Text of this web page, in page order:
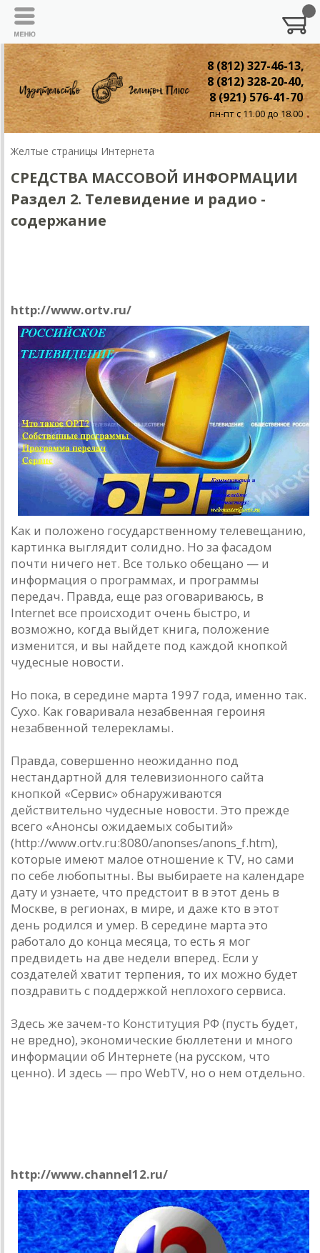
8 (812) 327-46-13,
8 (812) 328-20-40,
8 (921) 576-41-70
пн-пт с 11.00 до 18.00
Желтые страницы Интернета
СРЕДСТВА МАССОВОЙ ИНФОРМАЦИИ
Раздел 2. Телевидение и радио -
содержание
http://www.ortv.ru/
Как и положено государственному телевещанию,
картинка выглядит солидно. Но за фасадом
почти ничего нет. Все только обещано — и
информация о программах, и программы
передач. Правда, еще раз оговариваюсь, в
Internet все происходит очень быстро, и
возможно, когда выйдет книга, положение
изменится, и вы найдете под каждой кнопкой
чудесные новости.
Но пока, в середине марта 1997 года, именно так.
Сухо. Как говаривала незабвенная героиня
незабвенной телерекламы.
Правда, совершенно неожиданно под
нестандартной для телевизионного сайта
кнопкой «Сервис» обнаруживаются
действительно чудесные новости. Это прежде
всего «Анонсы ожидаемых событий»
(http://www.ortv.ru:8080/anonses/anons_f.htm),
которые имеют малое отношение к TV, но сами
по себе любопытны. Вы выбираете на календаре
дату и узнаете, что предстоит в в этот день в
Москве, в регионах, в мире, и даже кто в этот
день родился и умер. В середине марта это
работало до конца месяца, то есть я мог
предвидеть на две недели вперед. Если у
создателей хватит терпения, то их можно будет
поздравить с поддержкой неплохого сервиса.
Здесь же зачем-то Конституция РФ (пусть будет,
не вредно), экономические бюллетени и много
информации об Интернете (на русском, что
ценно). И здесь — про WebTV, но о нем отдельно.
http://www.channel12.ru/